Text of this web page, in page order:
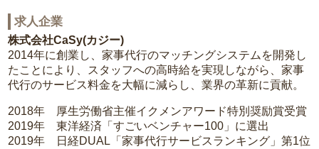
求人企業
株式会社CaSy(カジー)
2014年に創業し、家事代行のマッチングシステムを開発し
たことにより、スタッフへの高時給を実現しながら、家事
代行のサービス料金を大幅に減らし、業界の革新に貢献。
2018年 厚生労働省主催イクメンアワード特別奨励賞受賞
2019年 東洋経済「すごいベンチャー100」に選出
2019年 日経DUAL「家事代行サービスランキング」第1位